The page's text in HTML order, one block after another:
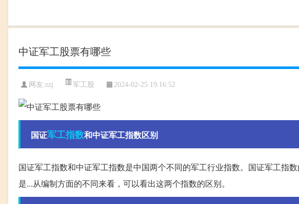
中证军工股票有哪些
网友:zzj 军工股 2024-02-25 19:16:52
国证军工指数和中证军工指数区别
国证军工指数和中证军工指数是中国两个不同的军工行业指数。国证军工指
是...从编制方面的不同来看，可以看出这两个指数的区别。